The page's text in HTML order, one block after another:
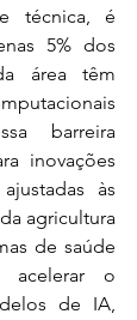
técnica, é
5% dos
área têm
barreira
inovações
às
agricultura
de saúde
acelerar o
de IA,